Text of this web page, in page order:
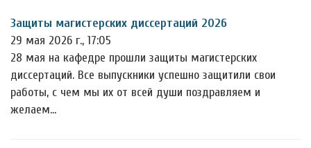
Защиты магистерских диссертаций 2026
29 мая 2026 г., 17:05
28 мая на кафедре прошли защиты магистерских
диссертаций. Все выпускники успешно защитили свои
работы, с чем мы их от всей души поздравляем и
желаем…